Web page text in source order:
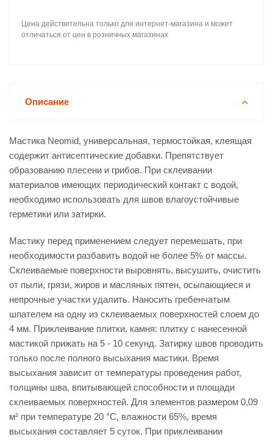
Цена действительна только для интернет-магазина и может
отличаться от цен в розничных магазинах
Описание
Мастика Neomid, универсальная, термостойкая, клеящая
содержит антисептические добавки. Препятствует
образованию плесени и грибов. При склеивании
материалов имеющих периодический контакт с водой,
необходимо использовать для швов влагоустойчивые
герметики или затирки.
Мастику перед применением следует перемешать, при
необходимости разбавить водой не более 5% от массы.
Склеиваемые поверхности выровнять, высушить, очистить
от пыли, грязи, жиров и масляных пятен, осыпающиеся и
непрочные участки удалить. Наносить гребенчатым
шпателем на одну из склеиваемых поверхностей слоем до
4 мм. Приклеивание плитки, камня: плитку с нанесенной
мастикой прижать на 5 - 10 секунд. Затирку швов проводить
только после полного высыхания мастики. Время
высыхания зависит от температуры проведения работ,
толщины шва, впитывающей способности и площади
склеиваемых поверхностей. Для элементов размером 0,09
м² при температуре 20 °С, влажности 65%, время
высыхания составляет 5 суток. При приклеивании